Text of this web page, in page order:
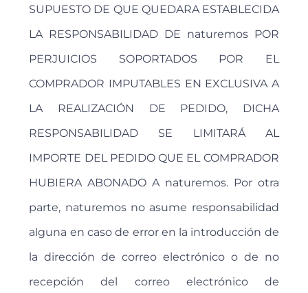
SUPUESTO DE QUE QUEDARA ESTABLECIDA
LA RESPONSABILIDAD DE naturemos POR
PERJUICIOS SOPORTADOS POR EL
COMPRADOR IMPUTABLES EN EXCLUSIVA A
LA REALIZACIÓN DE PEDIDO, DICHA
RESPONSABILIDAD SE LIMITARÁ AL
IMPORTE DEL PEDIDO QUE EL COMPRADOR
HUBIERA ABONADO A naturemos. Por otra
parte, naturemos no asume responsabilidad
alguna en caso de error en la introducción de
la dirección de correo electrónico o de no
recepción del correo electrónico de